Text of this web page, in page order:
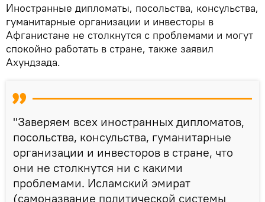
Иностранные дипломаты, посольства, консульства,
гуманитарные организации и инвесторы в
Афганистане не столкнутся с проблемами и могут
спокойно работать в стране, также заявил
Ахундзада.
"Заверяем всех иностранных дипломатов,
посольства, консульства, гуманитарные
организации и инвесторов в стране, что
они не столкнутся ни с какими
проблемами. Исламский эмират
(самоназвание политической системы